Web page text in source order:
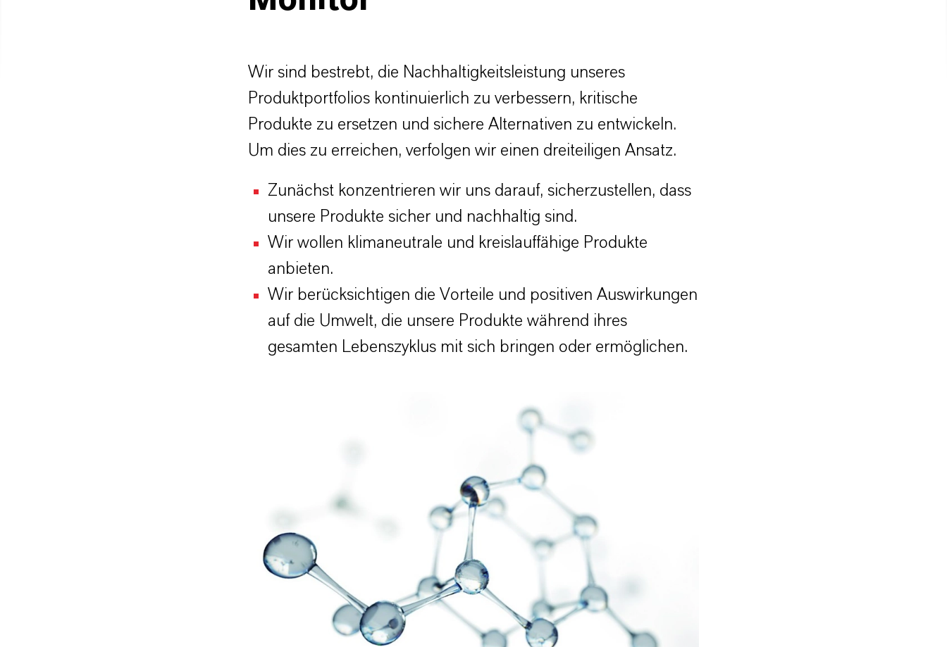
Wir sind bestrebt, die Nachhaltigkeitsleistung unseres
Produktportfolios kontinuierlich zu verbessern, kritische
Produkte zu ersetzen und sichere Alternativen zu entwickeln.
Um dies zu erreichen, verfolgen wir einen dreiteiligen Ansatz.
Zunächst konzentrieren wir uns darauf, sicherzustellen, dass
unsere Produkte sicher und nachhaltig sind.
Wir wollen klimaneutrale und kreislauffähige Produkte
anbieten.
Wir berücksichtigen die Vorteile und positiven Auswirkungen
auf die Umwelt, die unsere Produkte während ihres
gesamten Lebenszyklus mit sich bringen oder ermöglichen.